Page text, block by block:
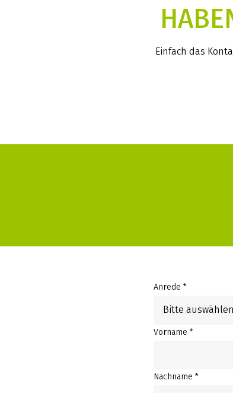
Einfach das
Anrede *
Bitte auswählen
Vorname *
Nachname *